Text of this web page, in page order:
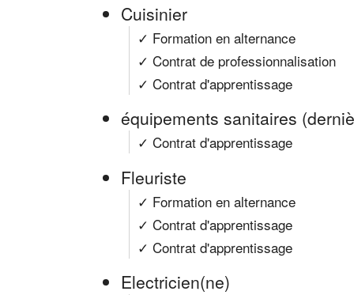
Cuisinier
✓ Formation en alternance
✓ Contrat de professionnalisation
✓ Contrat d'apprentissage
équipements sanitaires
✓ Contrat d'apprentissage
Fleuriste
✓ Formation en alternance
✓ Contrat d'apprentissage
✓ Contrat d'apprentissage
Electricien(ne)